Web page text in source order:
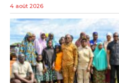
4 août 2026